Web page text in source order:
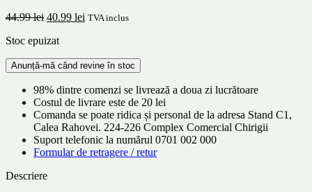
44.99lei Prețul
a
44.99 lei.
40.99 lei Prețul
TVA inclus
Stoc epuizat
98% dintre comenzi se livrează a doua zi lucrătoare
Costul de livrare este de 20 lei
Comanda se poate ridica și personal de la adresa Stand C1,
Calea Rahovei. 224-226 Complex Comercial Chirigii
Suport telefonic la numărul 0701 002 000
Formular de retragere / retur
Descriere